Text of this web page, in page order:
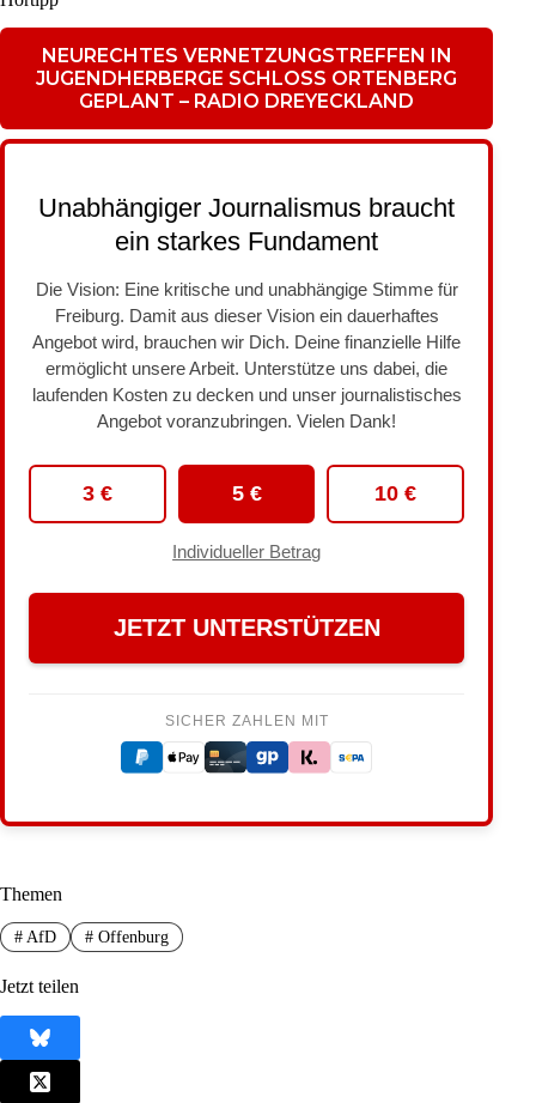
NEURECHTES VERNETZUNGSTREFFEN IN
JUGENDHERBERGE SCHLOSS ORTENBERG
GEPLANT – RADIO DREYECKLAND
Unabhängiger Journalismus braucht
ein starkes Fundament
Die Vision: Eine kritische und unabhängige Stimme für
Freiburg. Damit aus dieser Vision ein dauerhaftes
Angebot wird, brauchen wir Dich. Deine finanzielle Hilfe
ermöglicht unsere Arbeit. Unterstütze uns dabei, die
laufenden Kosten zu decken und unser journalistisches
Angebot voranzubringen. Vielen Dank!
3 € 5 € 10 €
Individueller Betrag
JETZT UNTERSTÜTZEN
SICHER ZAHLEN MIT
Themen
#AfD #Offenburg
Jetzt teilen